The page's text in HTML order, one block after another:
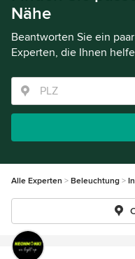
Nähe
Beantworten Sie ein
Experten, die Ihnen
Alle Experten Beleuchtung